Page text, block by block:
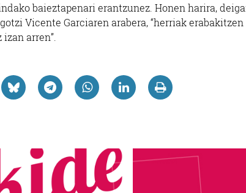
baieztapenari erantzunez. Honen harira,
Vicente Garciaren arabera, “herriak
arren”.